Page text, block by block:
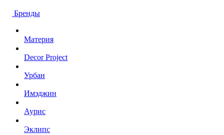
Бренды
Материя
Decor Project
Урбан
Имэджин
Аурис
Эклипс